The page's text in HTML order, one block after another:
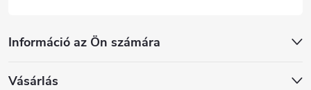
Információ az Ön számára
Vásárlás